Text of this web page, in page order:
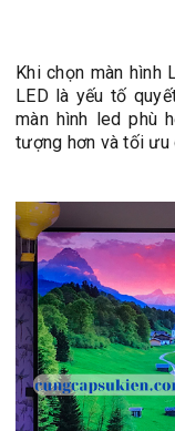
Khi chọn màn hình
LED là yếu tố
màn hình led phù
tượng hơn và tối